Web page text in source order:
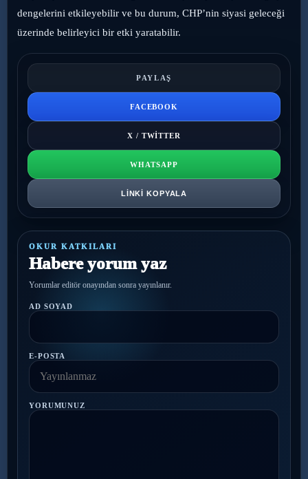
dengelerini etkileyebilir ve bu durum, CHP’nin siyasi geleceği
üzerinde belirleyici bir etki yaratabilir.
PAYLAŞ
FACEBOOK
X / TWITTER
WHATSAPP
LINKI KOPYALA
OKUR KATKILARI
Habere yorum yaz
Yorumlar editör onayından sonra yayınlanır.
AD SOYAD
E-POSTA
YORUMUNUZ